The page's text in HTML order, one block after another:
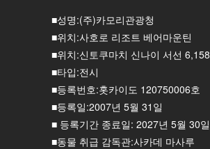
■성명:(주)카모리관광청
■위치:사호로 리조트 베어마운틴
■위치:신토쿠마치 신나이 서선 6,158
■타입:전시
■등록번호:홋카이도 120750006호
■등록일:2007년 5월 31일
■ 등록기간 종료일: 2027년 5월 30일
■동물 취급 감독관:사카데 마사루